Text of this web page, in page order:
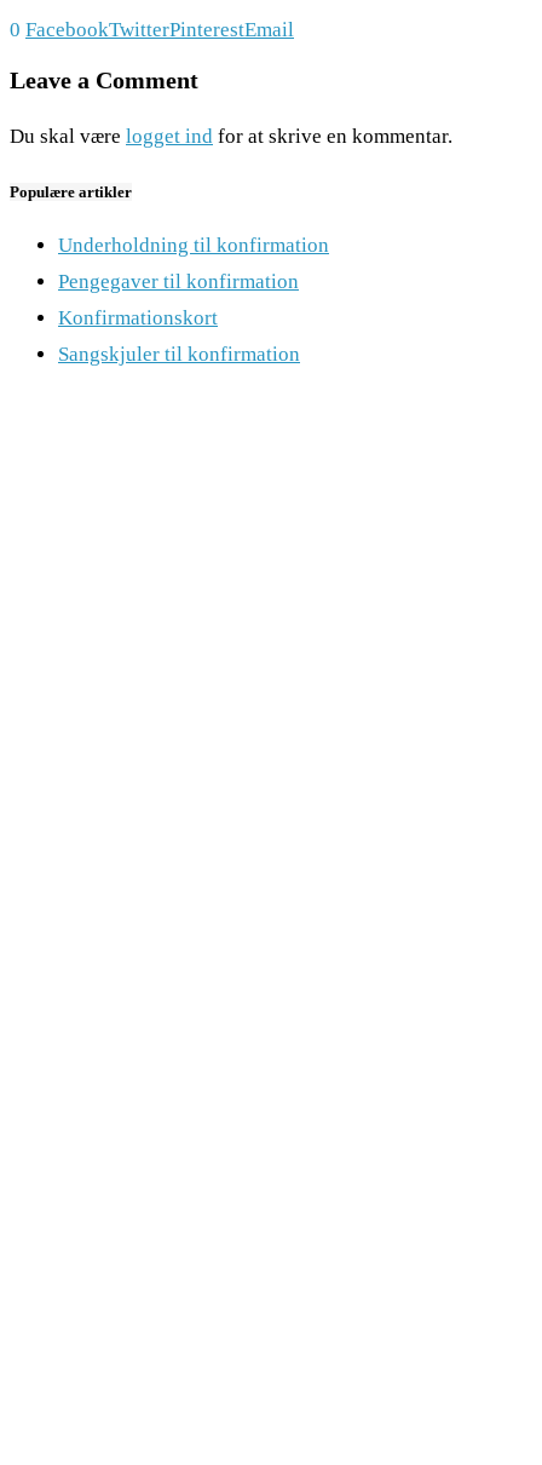
0 FacebookTwitterPinterestEmail
Leave a Comment
Du skal være logget ind for at skrive en kommentar.
Populære artikler
Underholdning til konfirmation
Pengegaver til konfirmation
Konfirmationskort
Sangskjuler til konfirmation